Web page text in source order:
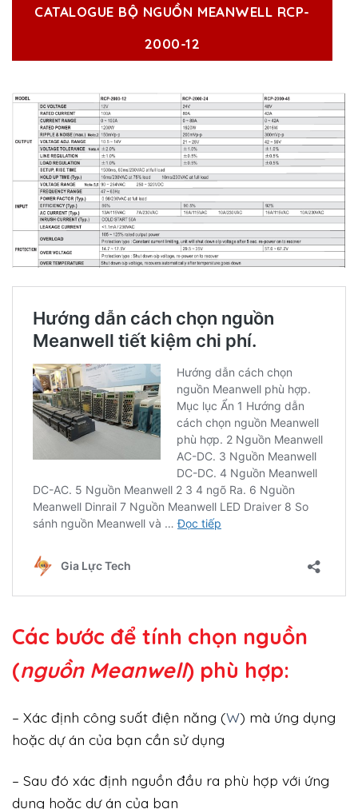
CATALOGUE BỘ NGUỒN MEANWELL RCP-
2000-12
Các bước để tính chọn nguồn
(nguồn Meanwell) phù hợp:
– Xác định công suất điện năng (W) mà ứng dụng
hoặc dự án của bạn cần sử dụng
– Sau đó xác định nguồn đầu ra phù hợp với ứng
dụng hoặc dự án của bạn